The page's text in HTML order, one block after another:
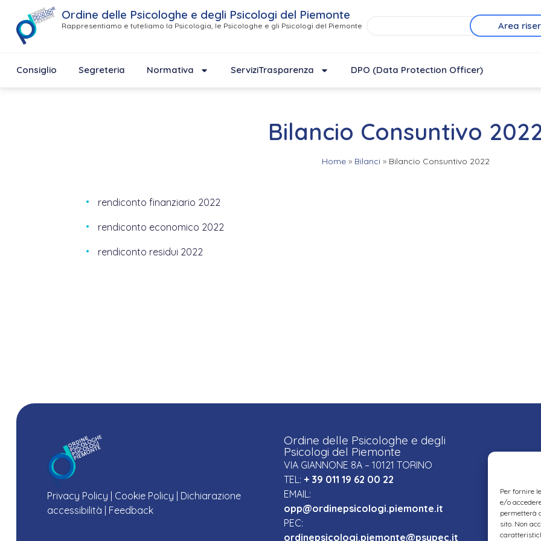
Per fornire
e/o
permetterà
sito. Non
Ordine delle Psicologhe e degli Psicologi del Piemonte
Rappresentiamo e tuteliamo la Psicologia, le Psicologhe e gli Psicologi del Piemonte Area
Consiglio Segreteria Normativa ServiziTrasparenza DPO (Data Protection Officer)
Bilancio Consuntivo
Home » Bilanci » Bilancio Consuntivo 2022
rendiconto finanziario 2022
rendiconto economico 2022
rendiconto residui 2022
Privacy Policy | Cookie Policy | Dichiarazione
accessibilità | Feedback
Ordine delle Psicologhe e degli
Psicologi del Piemonte
VIA GIANNONE 8A – 10121 TORINO
TEL: + 39 011 19 62 00 22
EMAIL:
opp@ordinepsicologi.piemonte.it
PEC:
ordinepsicologi.piemonte@psypec.it